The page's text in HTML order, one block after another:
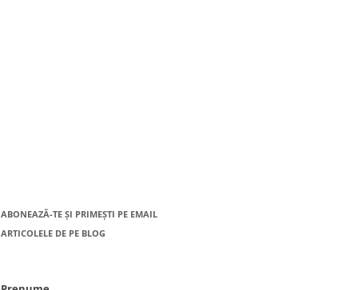
ABONEAZĂ-TE ȘI PRIMEȘTI PE EMAIL
ARTICOLELE DE PE BLOG